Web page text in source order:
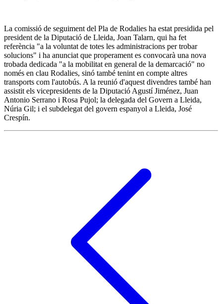
La comissió de seguiment del Pla de Rodalies ha estat presidida pel
president de la Diputació de Lleida, Joan Talarn, qui ha fet
referència "a la voluntat de totes les administracions per trobar
solucions" i ha anunciat que properament es convocarà una nova
trobada dedicada "a la mobilitat en general de la demarcació" no
només en clau Rodalies, sinó també tenint en compte altres
transports com l'autobús. A la reunió d'aquest divendres també han
assistit els vicepresidents de la Diputació Agustí Jiménez, Juan
Antonio Serrano i Rosa Pujol; la delegada del Govern a Lleida,
Núria Gil; i el subdelegat del govern espanyol a Lleida, José
Crespín.